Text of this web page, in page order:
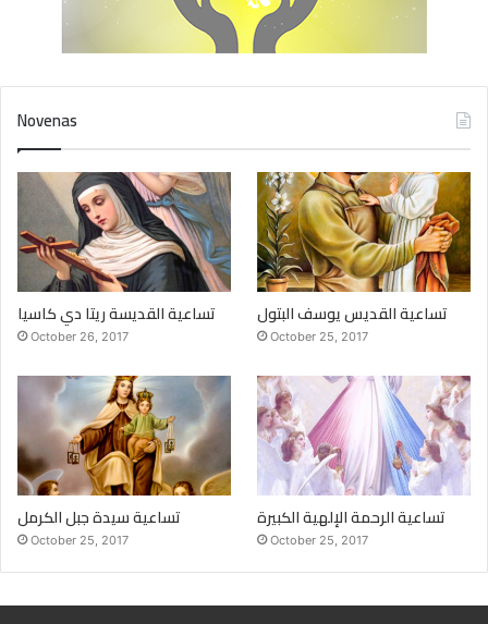
Novenas
تساعية القديسة ريتا دي كاسيا
October 26, 2017
تساعية القديس يوسف البتول
October 25, 2017
تساعية سيدة جبل الكرمل
October 25, 2017
تساعية الرحمة الإلهية الكبيرة
October 25, 2017